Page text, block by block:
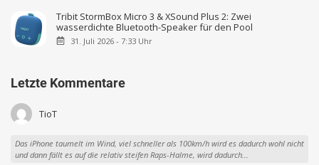
Tribit StormBox Micro 3 & XSound Plus 2: Zwei
wasserdichte Bluetooth-Speaker für den Pool
31. Juli 2026 - 7:33 Uhr
Letzte Kommentare
TioT
Das iPhone taumelt im Wind, viel schneller als 100km/h wird es dadurch wohl nicht
und dann fällt es auf die relativ steifen Raps-Halme, wird dadurch...